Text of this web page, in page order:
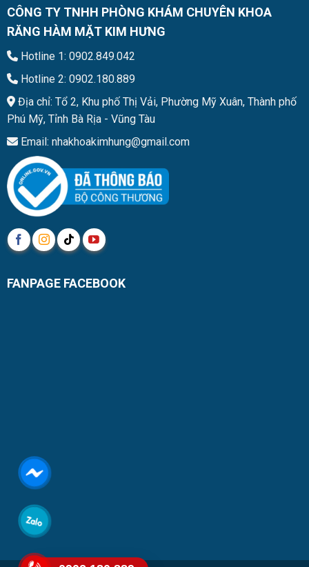
CÔNG TY TNHH PHÒNG KHÁM CHUYÊN KHOA
RĂNG HÀM MẶT KIM HƯNG
Hotline 1: 0902.849.042
Hotline 2: 0902.180.889
Địa chỉ: Tổ 2, Khu phố Thị Vải, Phường Mỹ Xuân, Thành phố
Phú Mỹ, Tỉnh Bà Rịa - Vũng Tàu
Email: nhakhoakimhung@gmail.com
FANPAGE FACEBOOK